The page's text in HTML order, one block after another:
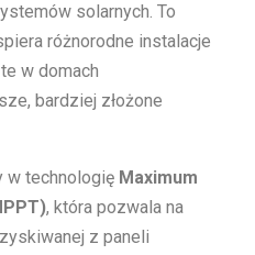
solarnych. To
różnorodne instalacje
w domach
bardziej złożone
w technologię Maximum
, która pozwala na
z paneli